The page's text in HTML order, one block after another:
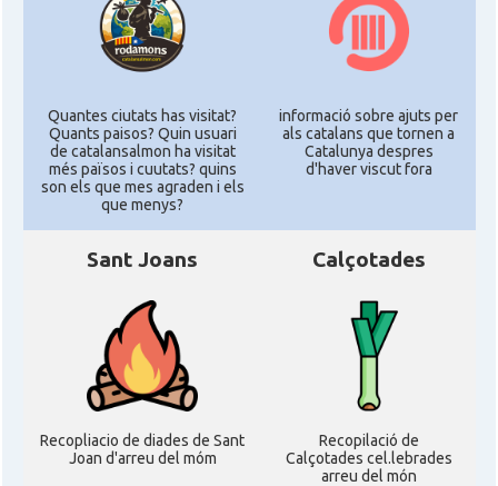
Quantes ciutats has visitat?
Quants paisos? Quin usuari
de catalansalmon ha visitat
més països i cuutats? quins
son els que mes agraden i els
que menys?
informació sobre ajuts per
als catalans que tornen a
Catalunya despres
d'haver viscut fora
Sant Joans
Recopliacio de diades de Sant
Joan d'arreu del móm
Calçotades
Recopilació de
Calçotades cel.lebrades
arreu del món